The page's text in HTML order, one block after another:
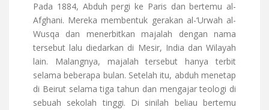
Pada 1884, Abduh pergi ke Paris dan bertemu al-
Afghani. Mereka membentuk gerakan al-‘Urwah al-
Wusqa dan menerbitkan majalah dengan nama
tersebut lalu diedarkan di Mesir, India dan Wilayah
lain. Malangnya, majalah tersebut hanya terbit
selama beberapa bulan. Setelah itu, abduh menetap
di Beirut selama tiga tahun dan mengajar teologi di
sebuah sekolah tinggi. Di sinilah beliau bertemu